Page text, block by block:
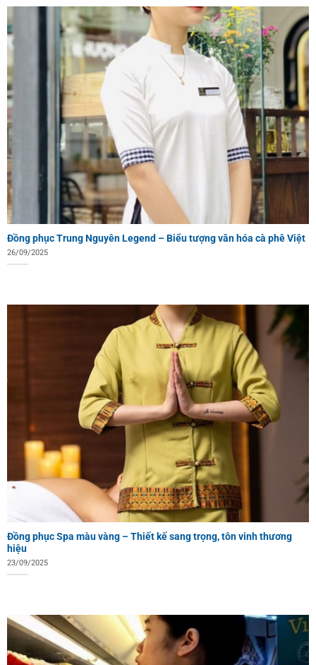
Đồng phục Trung Nguyên Legend – Biểu tượng văn hóa cà phê Việt
26/09/2025
Đồng phục Spa màu vàng – Thiết kế sang trọng, tôn vinh thương
hiệu
23/09/2025